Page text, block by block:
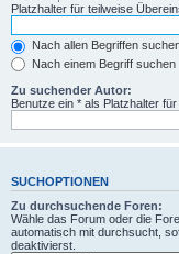
Platzhalter für teilweise
Nach allen Begriffen
Nach einem Begriff suchen
Zu suchender Autor:
Benutze ein * als Platzhalter
SUCHOPTIONEN
Zu durchsuchende Foren:
Wähle das Forum oder die
automatisch mit durchsucht,
deaktivierst.